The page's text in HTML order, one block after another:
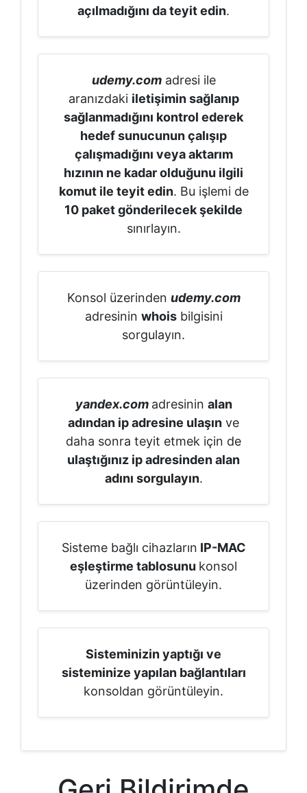
açılmadığını da teyit edin.
udemy.comadresi ile
aranızdaki iletişimin sağlanıp
sağlanmadığını kontrol ederek
hedef sunucunun çalışıp
çalışmadığını veya aktarım
hızının ne kadar olduğunu ilgili
komut ile teyit edin. Bu işlemi de
10 paket gönderilecek şekilde
sınırlayın.
Konsol üzerinden udemy.com
adresinin whoisbilgisini
sorgulayın.
yandex.com adresinin alan
adından ip adresine ulaşın ve
daha sonra teyit etmek için de
ulaştığınız ip adresinden alan
adını sorgulayın.
Sisteme bağlı cihazların IP-MAC
eşleştirme tablosunu konsol
üzerinden görüntüleyin.
Sisteminizin yaptığı ve
sisteminize yapılan bağlantıları
konsoldan görüntüleyin.